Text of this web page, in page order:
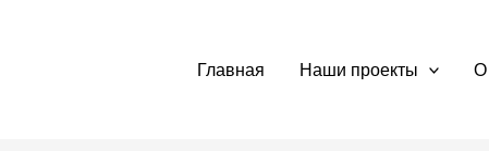
Главная Наши проекты О